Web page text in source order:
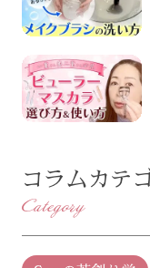
コラムカテ
Category